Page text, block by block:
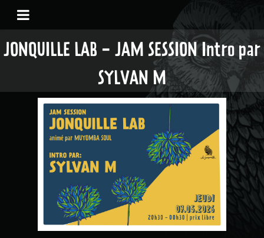
JONQUILLE LAB - JAM SESSION Intro par
SYLVAN M